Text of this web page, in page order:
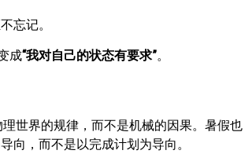
忘记。
成“我对自己的状态有要求”。
世界的规律，而不是机械的因果。暑假也
向，而不是以完成计划为导向。